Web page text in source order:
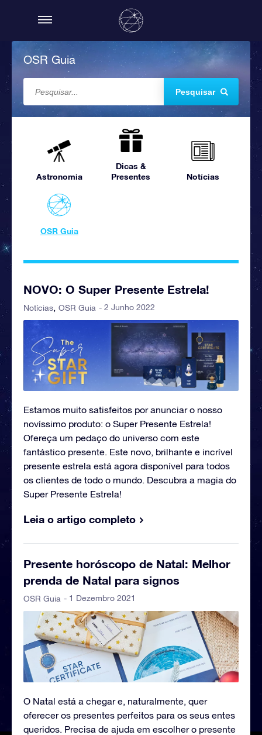
OSR Guia
Pesquisar
Astronomia
Dicas &
Presentes
Notícias
OSR Guia
NOVO: O Super Presente Estrela!
Notícias OSR Guia - 2 Junho 2022
Estamos muito satisfeitos por anunciar o nosso
novíssimo produto: o Super Presente Estrela!
Ofereça um pedaço do universo com este
fantástico presente. Este novo, brilhante e incrível
presente estrela está agora disponível para todos
os clientes de todo o mundo. Descubra a magia do
Super Presente Estrela!
Leia o artigo completo
Presente horóscopo de Natal: Melhor
prenda de Natal para signos
OSR Guia - 1 Dezembro 2021
O Natal está a chegar e, naturalmente, quer
oferecer os presentes perfeitos para os seus entes
queridos. Precisa de ajuda em escolher o presente